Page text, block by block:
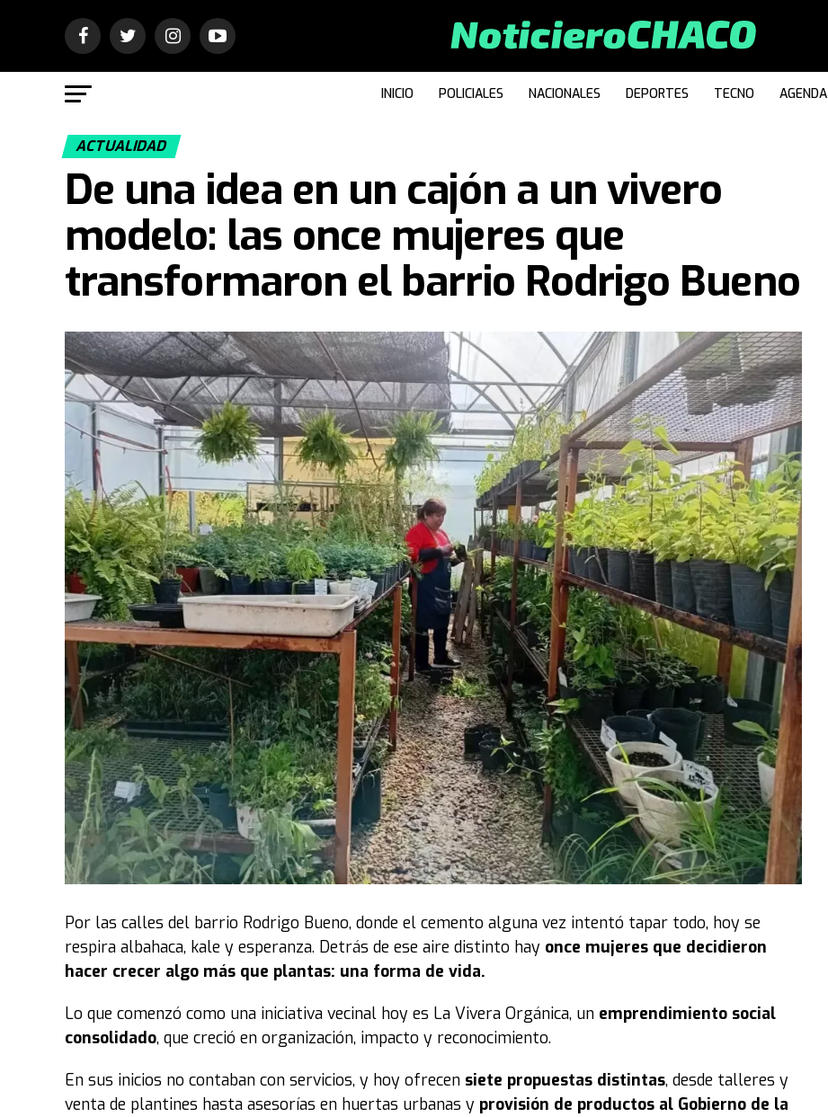
INICIO POLICIALES NACIONALES DEPORTES TECNO AGENDA
ACTUALIDAD
De una idea en un cajón a un vivero
modelo: las once mujeres que
transformaron el barrio Rodrigo Bueno
Por las calles del barrio Rodrigo Bueno, donde el cemento alguna vez intentó tapar todo, hoy se
respira albahaca, kale y esperanza. Detrás de ese aire distinto hay once mujeres que decidieron
hacer crecer algo más que plantas: una forma de vida.
Lo que comenzó como una iniciativa vecinal hoy es La Vivera Orgánica, un emprendimiento social
consolidado, que creció en organización, impacto y reconocimiento.
En sus inicios no contaban con servicios, y hoy ofrecen siete propuestas distintas, desde talleres y
venta de plantines hasta asesorías en huertas urbanas y provisión de productos al Gobierno de la